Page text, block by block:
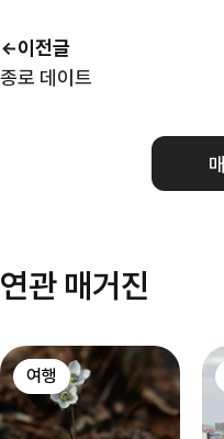
이전글
종로 데이트
연관 매거진
여행